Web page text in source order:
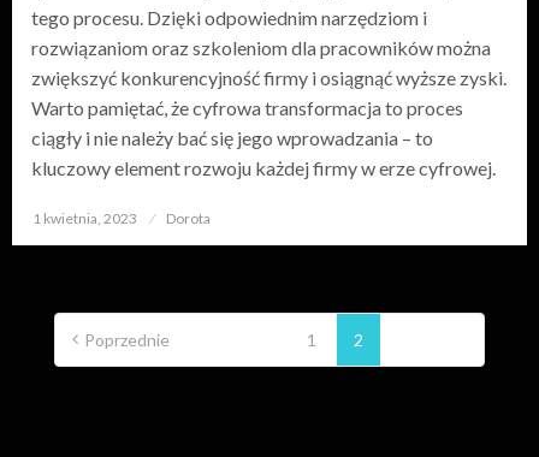
tego procesu. Dzięki odpowiednim narzędziom i
rozwiązaniom oraz szkoleniom dla pracowników można
zwiększyć konkurencyjność firmy i osiągnąć wyższe zyski.
Warto pamiętać, że cyfrowa transformacja to proces
ciągły i nie należy bać się jego wprowadzania – to
kluczowy element rozwoju każdej firmy w erze cyfrowej.
Opublikowane
1 kwietnia, 2023 Dorota
Stronicowanie
wpisów
Poprzednie 1 2